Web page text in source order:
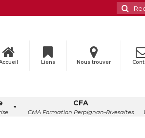
:
Liens Nous trouver
CFA
CMA Formation Perpignan-Rivesaltes